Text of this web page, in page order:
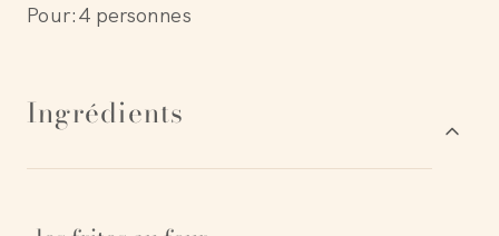
Pour:4 personnes
Ingrédients